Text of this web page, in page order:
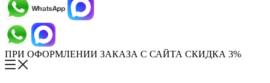
ПРИ ОФОРМЛЕНИИ ЗАКАЗА С САЙТА СКИДКА 3%